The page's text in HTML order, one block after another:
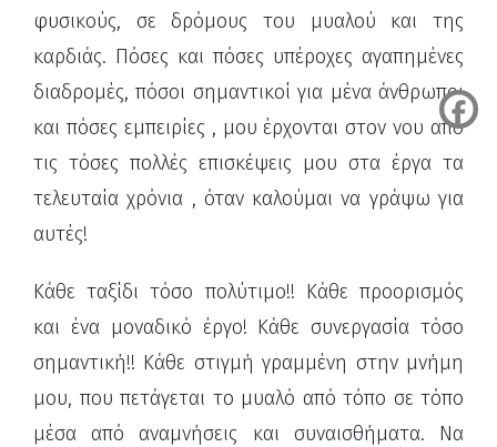
φυσικούς, σε δρόμους του μυαλού και της
καρδιάς. Πόσες και πόσες υπέροχες αγαπημένες
διαδρομές, πόσοι σημαντικοί για μένα άνθρωποι
και πόσες εμπειρίες , μου έρχονται στον νου από
τις τόσες πολλές επισκέψεις μου στα έργα τα
τελευταία χρόνια , όταν καλούμαι να γράψω για
αυτές!
Κάθε ταξίδι τόσο πολύτιμο!! Κάθε προορισμός
και ένα μοναδικό έργο! Κάθε συνεργασία τόσο
σημαντική!! Κάθε στιγμή γραμμένη στην μνήμη
μου, που πετάγεται το μυαλό από τόπο σε τόπο
μέσα από αναμνήσεις και συναισθήματα. Να